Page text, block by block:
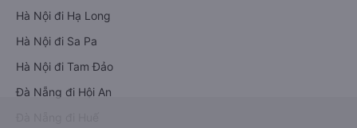
Hà Nội đi Hạ Long
Hà Nội đi Sa Pa
Hà Nội đi Tam Đảo
Đà Nẵng đi Hội An